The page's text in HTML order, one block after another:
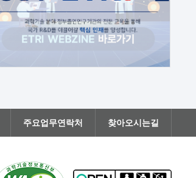
주요업무연락처 찾아오시는길